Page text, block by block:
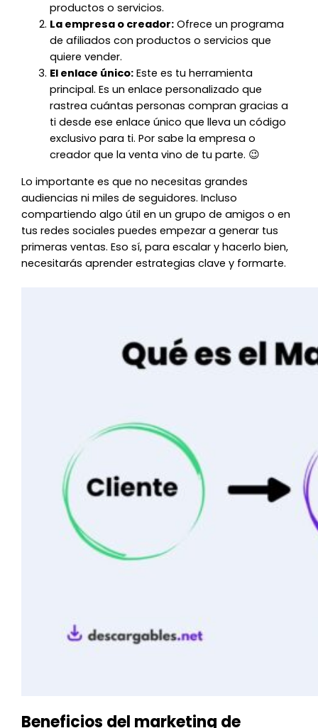
productos o servicios.
La empresa o creador: Ofrece un programa
de afiliados con productos o servicios que
quiere vender.
El enlace único: Este es tu herramienta
principal. Es un enlace personalizado que
rastrea cuántas personas compran gracias a
ti desde ese enlace único que lleva un código
exclusivo para ti. Por sabe la empresa o
creador que la venta vino de tu parte. 😉
Lo importante es que no necesitas grandes
audiencias ni miles de seguidores. Incluso
compartiendo algo útil en un grupo de amigos o en
tus redes sociales puedes empezar a generar tus
primeras ventas. Eso sí, para escalar y hacerlo bien,
necesitarás aprender estrategias clave y formarte.
Beneficios del marketing de